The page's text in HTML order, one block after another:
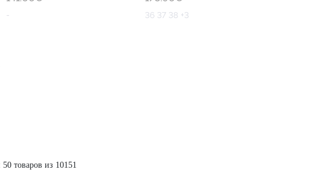
- 36 37 38 +3
товаров из 10151